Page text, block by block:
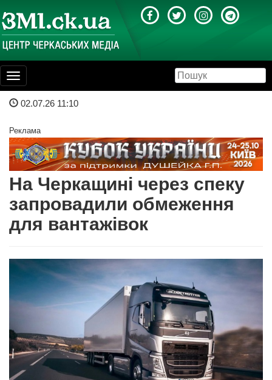
Toggle
navigation
02.07.26 11:10
Реклама
На Черкащині через спеку
запровадили обмеження
для вантажівок